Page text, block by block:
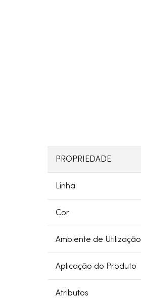
PROPRIEDADE
Linha
Cor
Ambiente de Utilização
Aplicação do Produto
Atributos